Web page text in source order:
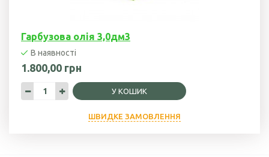
Гарбузова олія 3,0дм3
В наявності
1.800,00 грн
У КОШИК
ШВИДКЕ ЗАМОВЛЕННЯ